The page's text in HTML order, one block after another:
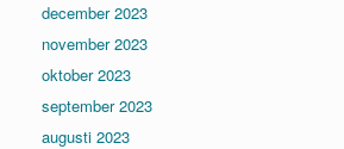
december 2023
november 2023
oktober 2023
september 2023
augusti 2023